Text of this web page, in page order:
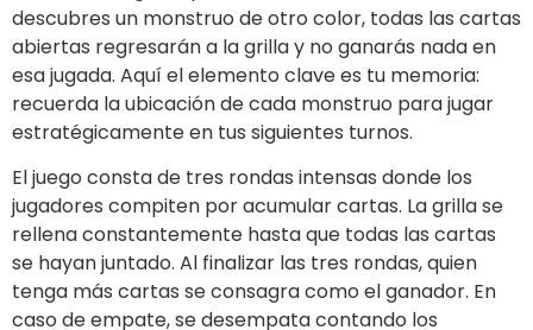
descubres un monstruo de otro color, todas las cartas
abiertas regresarán a la grilla y no ganarás nada en
esa jugada. Aquí el elemento clave es tu memoria:
recuerda la ubicación de cada monstruo para jugar
estratégicamente en tus siguientes turnos.
El juego consta de tres rondas intensas donde los
jugadores compiten por acumular cartas. La grilla se
rellena constantemente hasta que todas las cartas
se hayan juntado. Al finalizar las tres rondas, quien
tenga más cartas se consagra como el ganador. En
caso de empate, se desempata contando los